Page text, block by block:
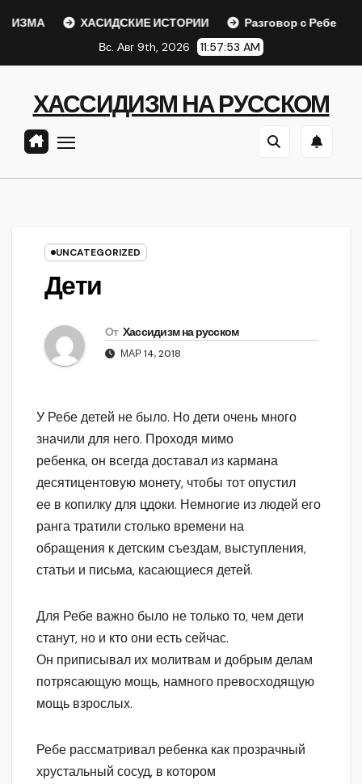
ХАСИДСКИЕ ИСТОРИИ Разговор с Ребе
Вс. Авг 9th, 2026
11:57:54 AM
ХАССИДИЗМ НА РУССКОМ
UNCATEGORIZED
Дети
От Хассидизм на русском
МАР 14, 2018
У Ребе детей не было. Но дети очень много
значили для него. Проходя мимо
ребенка, он всегда доставал из кармана
десятицентовую монету, чтобы тот опустил
ее в копилку для цдоки. Немногие из людей его
ранга тратили столько времени на
обращения к детским съездам, выступления,
статьи и письма, касающиеся детей.
Для Ребе важно было не только то, чем дети
станут, но и кто они есть сейчас.
Он приписывал их молитвам и добрым делам
потрясающую мощь, намного превосходящую
мощь взрослых.
Ребе рассматривал ребенка как прозрачный
хрустальный сосуд, в котором